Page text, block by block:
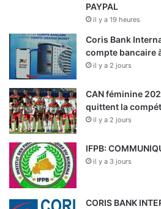
PAYPAL
il y a 19 heures
Coris Bank
compte bancaire
il y a 2 jours
CAN féminine
quittent la
il y a 2 jours
IFPB:
il y a 3 jours
CORIS BANK